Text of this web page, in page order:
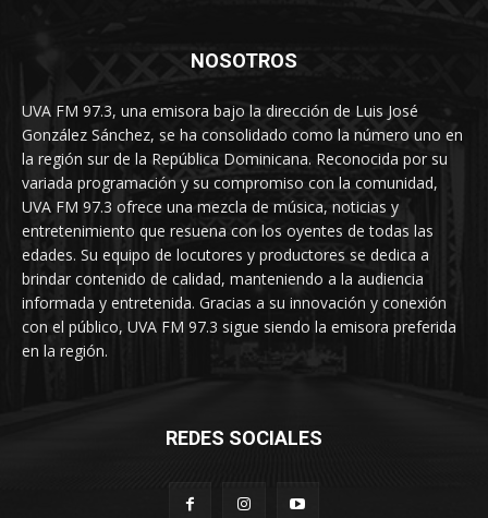
NOSOTROS
UVA FM 97.3, una emisora bajo la dirección de Luis José
González Sánchez, se ha consolidado como la número uno en
la región sur de la República Dominicana. Reconocida por su
variada programación y su compromiso con la comunidad,
UVA FM 97.3 ofrece una mezcla de música, noticias y
entretenimiento que resuena con los oyentes de todas las
edades. Su equipo de locutores y productores se dedica a
brindar contenido de calidad, manteniendo a la audiencia
informada y entretenida. Gracias a su innovación y conexión
con el público, UVA FM 97.3 sigue siendo la emisora preferida
en la región.
REDES SOCIALES